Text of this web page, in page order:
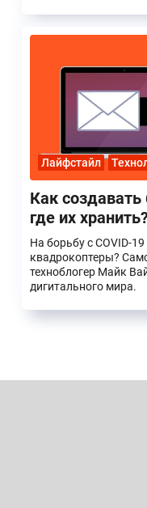
Лайфстайл
Как
где их
На борьбу с COVID-
квадрокоптеры?
техноблогер Майк
дигитального мира.